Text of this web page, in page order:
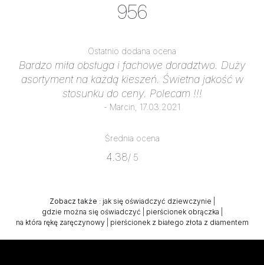
956
Ostatnio dodana ocena
Bardzo miła obsługa i fachowe doradztwo. Duży
asortyment na każdą kieszeń. Świetna jakość w
stosunku do ceny. Polecam !!!
- Marcin, 17.03.2021
Średnia ocena
4.38/ 5
Zobacz także : jak się oświadczyć dziewczynie
gdzie można się oświadczyć
pierścionek obrączka
na która rękę zaręczynowy| pierścionek z białego złota z diamentem